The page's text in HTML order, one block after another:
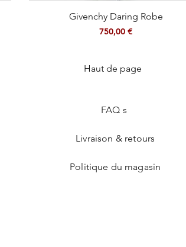
Aperçu rapide
Givenchy Daring Robe
Prix
750,00 €
Haut de page
FAQ s
Livraison & retours
Politique du magasin